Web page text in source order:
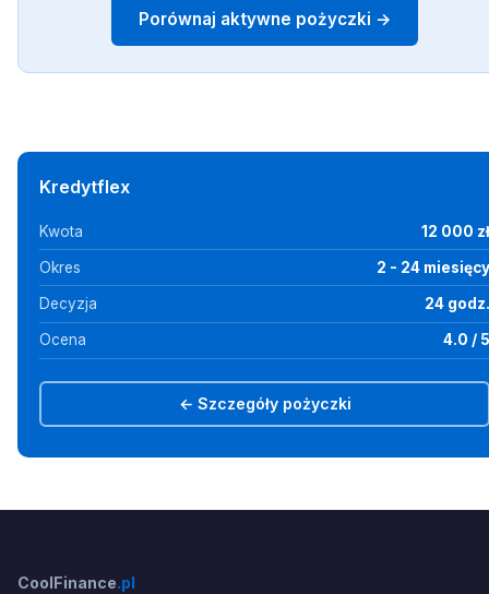
Porównaj aktywne pożyczki →
Kredytflex
Kwota 12 000 zł
Okres 2 - 24 miesięcy
Decyzja 24 godz.
Ocena 4.0 / 5
← Szczegóły pożyczki
CoolFinance.pl